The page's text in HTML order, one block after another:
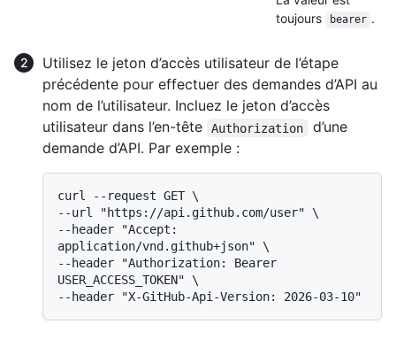
toujours
bearer .
Utilisez le jeton d’accès utilisateur de l’étape
précédente pour effectuer des demandes d’API au
nom de l’utilisateur. Incluez le jeton d’accès
utilisateur dans l’en-tête
Authorization
d’une
demande d’API. Par exemple :
curl --request GET \
--url "https://api.github.com/user" \
--header "Accept:
application/vnd.github+json" \
--header "Authorization: Bearer
USER_ACCESS_TOKEN" \